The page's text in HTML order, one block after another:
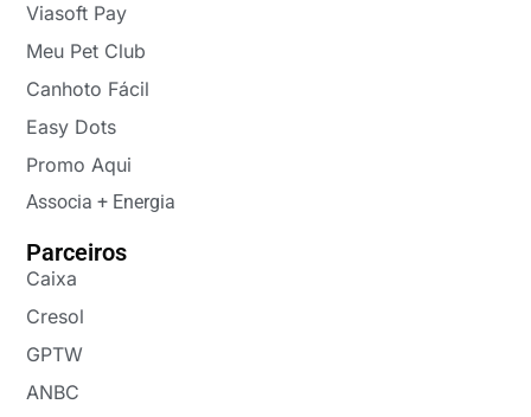
Viasoft Pay
Meu Pet Club
Canhoto Fácil
Easy Dots
Promo Aqui
Associa + Energia
Parceiros
Caixa
Cresol
GPTW
ANBC